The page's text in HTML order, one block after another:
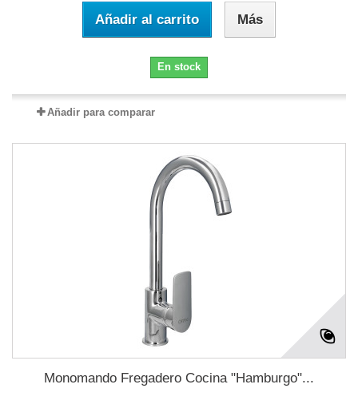
Añadir al carrito Más
En stock
Añadir para comparar
Monomando Fregadero Cocina "Hamburgo"...